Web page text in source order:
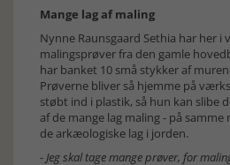
Mange lag af maling
Nynne Raunsgaard Sethia har her i
malingsprøver fra den gamle
har banket 10 små stykker af
Prøverne bliver så hjemme på
støbt ind i plastik, så hun kan slibe
af de mange lag maling - på samme
de arkæologiske lag i jorden.
-Jeg skal tage mange prøver, for